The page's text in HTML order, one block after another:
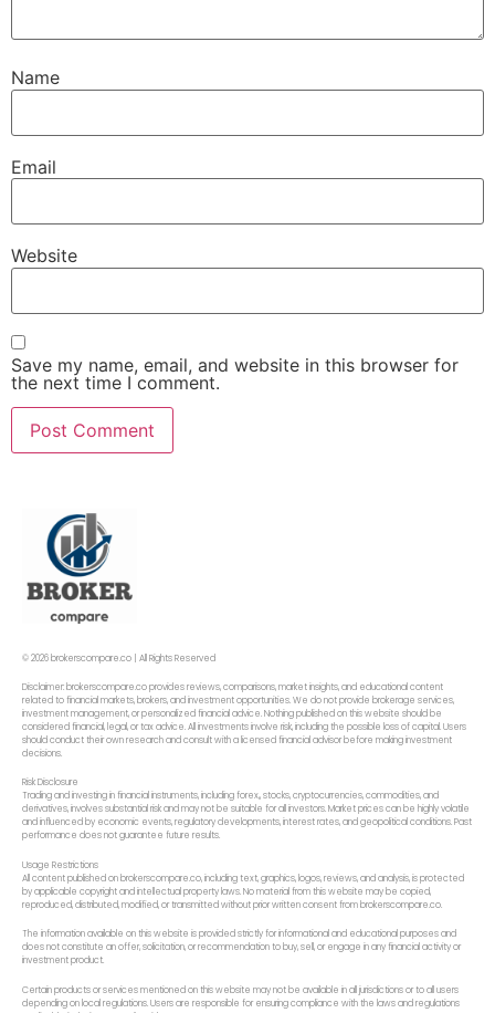
Name
Email
Website
Save my name, email, and website in this browser for
the next time I comment.
© 2026 brokerscompare.co | All Rights Reserved
Disclaimer: brokerscompare.co provides reviews, comparisons, market insights, and educational content
related to financial markets, brokers, and investment opportunities. We do not provide brokerage services,
investment management, or personalized financial advice. Nothing published on this website should be
considered financial, legal, or tax advice. All investments involve risk, including the possible loss of capital. Users
should conduct their own research and consult with a licensed financial advisor before making investment
decisions.
Risk Disclosure
Trading and investing in financial instruments, including forex,, stocks, cryptocurrencies, commodities, and
derivatives, involves substantial risk and may not be suitable for all investors. Market prices can be highly volatile
and influenced by economic events, regulatory developments, interest rates, and geopolitical conditions. Past
performance does not guarantee future results.
Usage Restrictions
All content published on brokerscompare.co, including text, graphics, logos, reviews, and analysis, is protected
by applicable copyright and intellectual property laws. No material from this website may be copied,
reproduced, distributed, modified, or transmitted without prior written consent from brokerscompare.co.
The information available on this website is provided strictly for informational and educational purposes and
does not constitute an offer, solicitation, or recommendation to buy, sell, or engage in any financial activity or
investment product.
Certain products or services mentioned on this website may not be available in all jurisdictions or to all users
depending on local regulations. Users are responsible for ensuring compliance with the laws and regulations